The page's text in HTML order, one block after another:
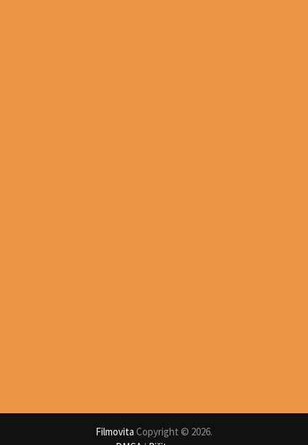
Filmovita Copyright © 2026.